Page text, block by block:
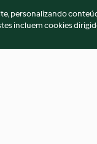
personalizando
incluem cookies